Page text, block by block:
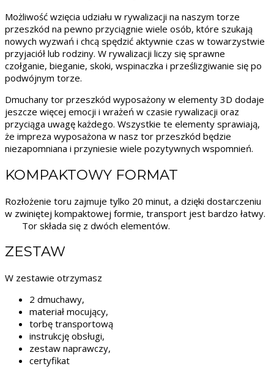
Możliwość wzięcia udziału w rywalizacji na naszym torze
przeszkód na pewno przyciągnie wiele osób, które szukają
nowych wyzwań i chcą spędzić aktywnie czas w towarzystwie
przyjaciół lub rodziny. W rywalizacji liczy się sprawne
czołganie, bieganie, skoki, wspinaczka i prześlizgiwanie się po
podwójnym torze.
Dmuchany tor przeszkód wyposażony w elementy 3D dodaje
jeszcze więcej emocji i wrażeń w czasie rywalizacji oraz
przyciąga uwagę każdego. Wszystkie te elementy sprawiają,
że impreza wyposażona w nasz tor przeszkód będzie
niezapomniana i przyniesie wiele pozytywnych wspomnień.
KOMPAKTOWY FORMAT
Rozłożenie toru zajmuje tylko 20 minut, a dzięki dostarczeniu
w zwiniętej kompaktowej formie, transport jest bardzo łatwy.
Tor składa się z dwóch elementów.
ZESTAW
W zestawie otrzymasz
2 dmuchawy,
materiał mocujący,
torbę transportową
instrukcję obsługi,
zestaw naprawczy,
certyfikat